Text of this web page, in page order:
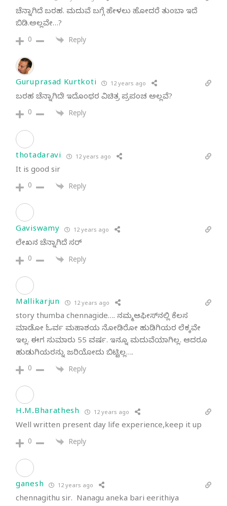
ಚೆನ್ನಾಗಿದೆ ಬರಹ. ಮದುವೆ ಬಗ್ಗೆ ಹೇಳಲು ಹೋದರೆ ತುಂಬಾ ಇದೆ
ಬಿಡಿ.ಅಲ್ಲವೇ…?
0 Reply
Guruprasad Kurtkoti 12 years ago
ಬರಹ ಚೆನ್ನಾಗಿದೆ! ಇದೊಂಥರ ವಿಚಿತ್ರ ಪ್ರಪಂಚ ಅಲ್ಲವೆ?
0 Reply
thotadaravi 12 years ago
It is good sir
0 Reply
Gaviswamy 12 years ago
ಲೇಖನ ಚೆನ್ನಾಗಿದೆ ಸರ್
0 Reply
Mallikarjun 12 years ago
story thumba chennagide…. ನಮ್ಮ ಆಫೀಸ್​ನಲ್ಲಿ ಕೆಲಸ
ಮಾಡೋ ಓರ್ವ ಮಹಾಶಯ ನೋಡಿರೋ ಹುಡಿಗಿಯರ ಲೆಕ್ಕವೇ
ಇಲ್ಲ. ಈಗ ಸುಮಾರು 55 ವರ್ಷ. ಇನ್ನೂ ಮದುವೆಯಾಗಿಲ್ಲ. ಆದರೂ
ಹುಡುಗಿಯರನ್ನು ಜರಿಯೋದು ಬಿಟ್ಟಿಲ್ಲ….
0 Reply
H.M.Bharathesh 12 years ago
Well written present day life experience,keep it up
0 Reply
ganesh 12 years ago
chennagithu sir. Nanagu aneka bari eerithiya